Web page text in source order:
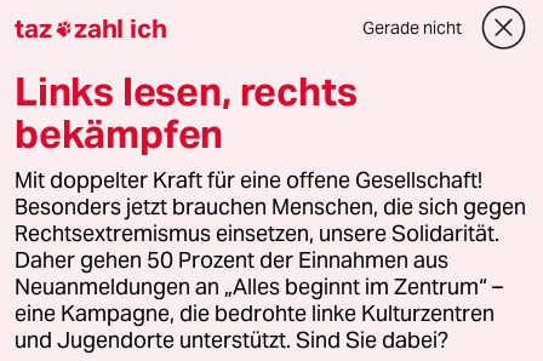
Downloads für Abonnierende
© 2026 taz Verlags und Vertriebs GmbH
Alle Rechte vorbehalten. Bei rechtlichen Fragen oder für Genehmigungen
wenden Sie sich bitte an lizenzen@taz.de
Feedback Redaktionsstatut Kommune-Richtlinien
Leitlinie Informant Datenschutz Impressum AGB
taz zahl ich Gerade nicht
Links lesen, rechts
bekämpfen
Mit doppelter Kraft für eine offene Gesellschaft!
Besonders jetzt brauchen Menschen, die sich gegen
Rechtsextremismus einsetzen, unsere Solidarität.
Daher gehen 50 Prozent der Einnahmen aus
Neuanmeldungen an „Alles beginnt im Zentrum“ –
eine Kampagne, die bedrohte linke Kulturzentren
und Jugendorte unterstützt. Sind Sie dabei?